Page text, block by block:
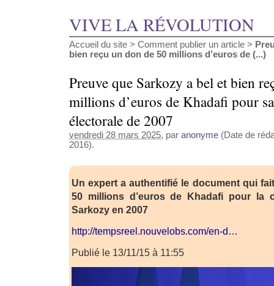
VIVE LA RÉVOLUTION
Accueil du site > Comment publier un article >
bien reçu un don de 50 millions d’euros de (...)
Preuve que Sarkozy a bel et bien
millions d’euros de Khadafi pour
électorale de 2007
vendredi 28 mars 2025, par anonyme (Date de
2016).
Un expert a authentifié le document qui
50 millions d’euros de Khadafi pour la
Sarkozy en 2007
http://tempsreel.nouvelobs.com/en-d…
Publié le 13/11/15 à 11:55